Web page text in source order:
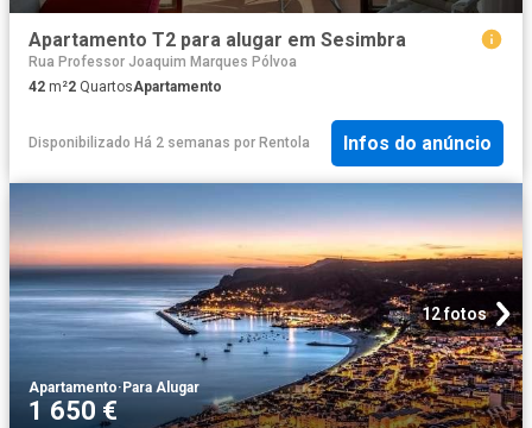
Apartamento T2 para alugar em Sesimbra
Rua Professor Joaquim Marques Pólvoa
42 m²2 QuartosApartamento
Disponibilizado Há 2 semanas por Rentola Infos do anúncio
12 fotos
Apartamento·Para Alugar
1 650 €